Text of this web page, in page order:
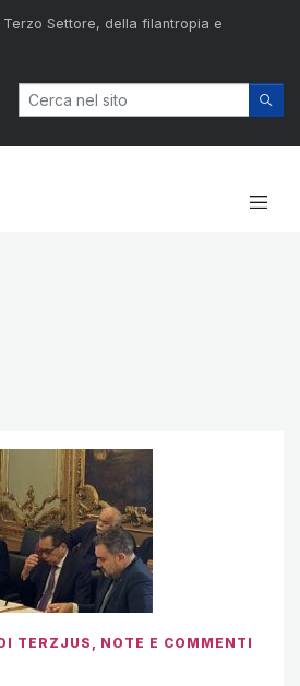
Settore, della filantropia e
TERZJUS , NOTE E COMMENTI